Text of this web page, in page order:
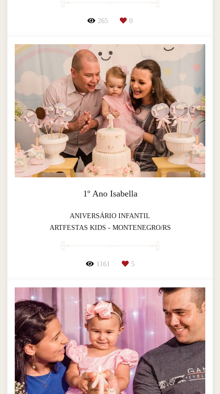
265 0
1º Ano Isabella
ANIVERSÁRIO INFANTIL
ARTFESTAS KIDS - MONTENEGRO/RS
1161 5